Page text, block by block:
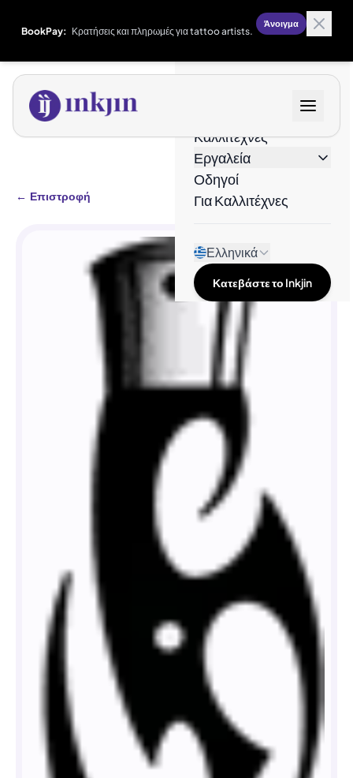
BookPay: Κρατήσεις και πληρωμές για tattoo artists.
Άνοιγμα
Καλλιτέχνες
Εργαλεία
Οδηγοί
Για Καλλιτέχνες
Ελληνικά
Κατεβάστε το Inkjin
← Επιστροφή